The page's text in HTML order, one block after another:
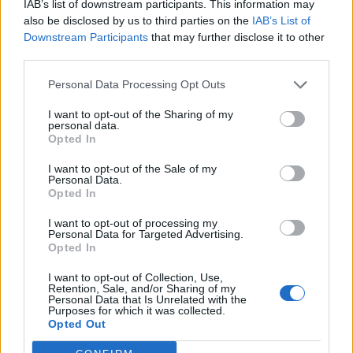
IAB’s list of downstream participants. This information may
also be disclosed by us to third parties on the IAB’s List of
Downstream Participants that may further disclose it to other
Personal Data Processing Opt Outs
I want to opt-out of the Sharing of my
personal data.
Opted In
I want to opt-out of the Sale of my
Personal Data.
Opted In
I want to opt-out of processing my
Personal Data for Targeted Advertising.
Opted In
I want to opt-out of Collection, Use,
Retention, Sale, and/or Sharing of my
Personal Data that Is Unrelated with the
Purposes for which it was collected.
Opted Out
λάθος τιμονιά, όπως είπατε. Το αυτοκίνητο
έκανε απότομη αναστροφή και σκοτώθηκε ο
βγήκε από το αυτοκίνητο αυτό”, είπε η κ.
Κωνσταντοπούλου και παρατήρησε ότι και στο
συσκότισης και υπόθαλψης των
εμπλεκομένων αν και έχασε τη ζωή του ένα
νέο παιδί, “είναι το modus operandi που
εφαρμόστηκε και στο έγκλημα Τέμπη, από
Απαντώντας στην πρόεδρο της Πλεύσης
Ελευθερίας, ο υπουργός Υγείας Άδωνις